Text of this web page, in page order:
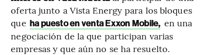
oferta junto a Vista Energy para los bloques
que ha puesto en venta Exxon Mobile, en una
negociación de la que participan varias
empresas y que aún no se ha resuelto.